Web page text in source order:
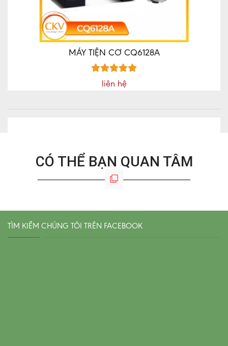
MÁY TIỆN CƠ CQ6128A
liên hệ
CÓ THỂ BẠN QUAN TÂM
TÌM KIẾM CHÚNG TÔI TRÊN FACEBOOK